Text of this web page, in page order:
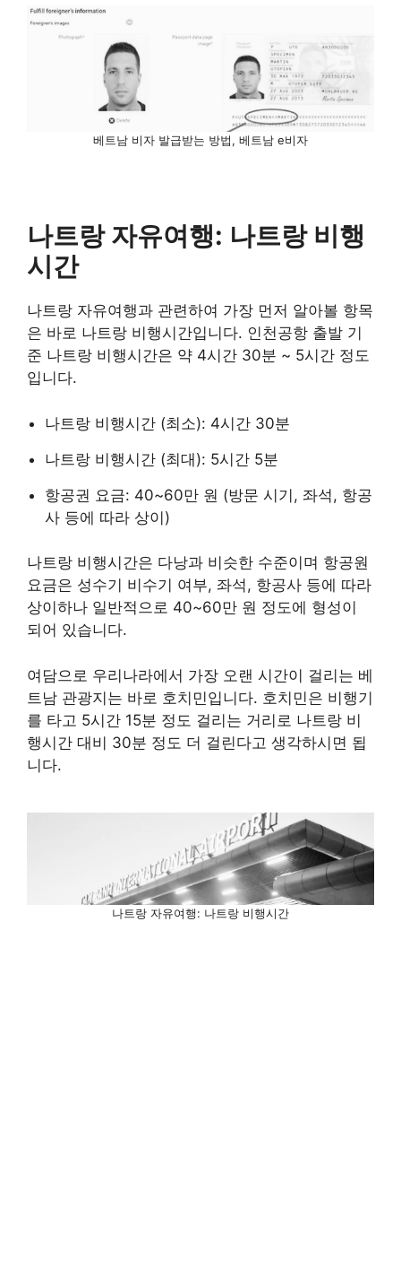
베트남 비자 발급받는 방법, 베트남 e비자
나트랑 자유여행: 나트랑 비행
시간
나트랑 자유여행과 관련하여 가장 먼저 알아볼 항목
은 바로 나트랑 비행시간입니다. 인천공항 출발 기
준 나트랑 비행시간은 약 4시간 30분 ~ 5시간 정도
입니다.
나트랑 비행시간 (최소): 4시간 30분
나트랑 비행시간 (최대): 5시간 5분
항공권 요금: 40~60만 원 (방문 시기, 좌석, 항공
사 등에 따라 상이)
나트랑 비행시간은 다낭과 비슷한 수준이며 항공원
요금은 성수기 비수기 여부, 좌석, 항공사 등에 따라
상이하나 일반적으로 40~60만 원 정도에 형성이
되어 있습니다.
여담으로 우리나라에서 가장 오랜 시간이 걸리는 베
트남 관광지는 바로 호치민입니다. 호치민은 비행기
를 타고 5시간 15분 정도 걸리는 거리로 나트랑 비
행시간 대비 30분 정도 더 걸린다고 생각하시면 됩
니다.
나트랑 자유여행: 나트랑 비행시간